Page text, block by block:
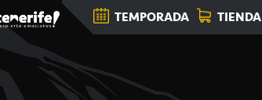
TEMPORADA TIENDA